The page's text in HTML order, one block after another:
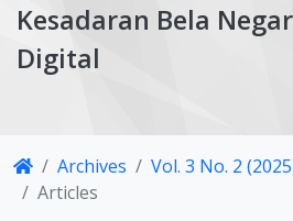
Kesadaran Bela
Digital
DetailsArchives Vol. 3 No. 2
Articles